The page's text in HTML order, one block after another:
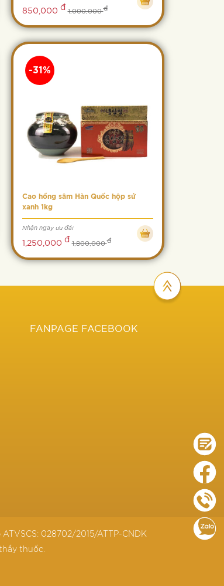
850,000 đ 1,000,000đ
Cao hồng sâm Hàn Quốc hộp sứ
xanh 1kg
Nhận ngay ưu đãi
1,250,000 đ 1,800,000đ
-31%
FANPAGE FACEBOOK
028702/2015/ATTP-CNDK
thuốc.